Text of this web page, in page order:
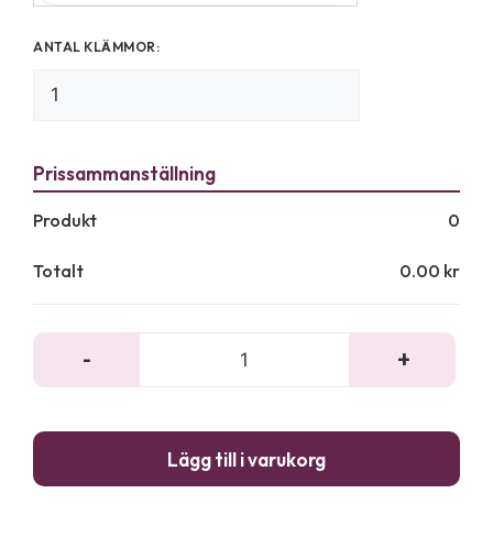
ANTAL KLÄMMOR:
Produkt 0
Totalt 0.00 kr
-
plexiglasskydd
mängd
+
Lägg till i varukorg